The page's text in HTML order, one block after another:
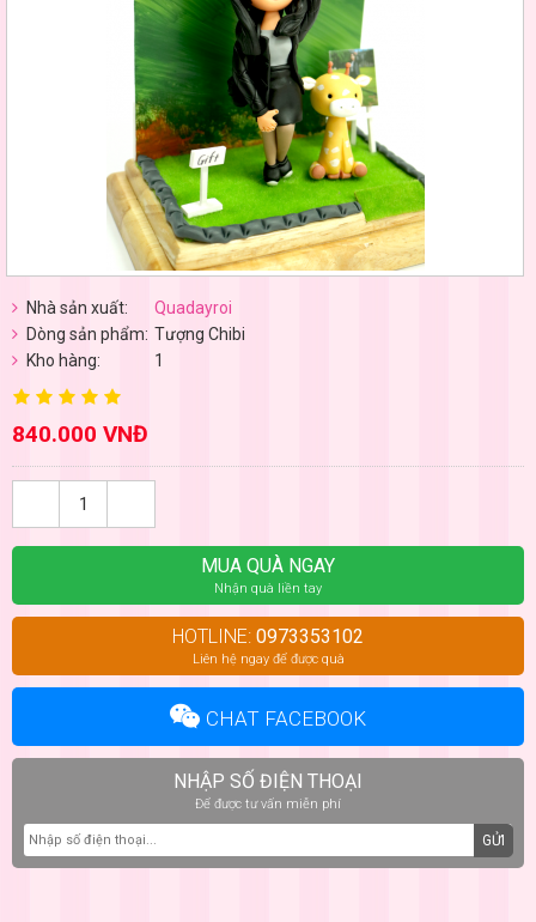
Nhà sản xuất:
Quadayroi
Dòng sản phẩm: Tượng Chibi
Kho hàng:
1
840.000 VNĐ
MUA QUÀ NGAY
Nhận quà liền tay
HOTLINE: 0973353102
Liên hệ ngay để được quà
CHAT FACEBOOK
NHẬP SỐ ĐIỆN THOẠI
Để được tư vấn miễn phí
GỬI